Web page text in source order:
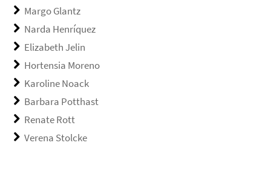
Margo Glantz
Narda Henríquez
Elizabeth Jelin
Hortensia Moreno
Karoline Noack
Barbara Potthast
Renate Rott
Verena Stolcke